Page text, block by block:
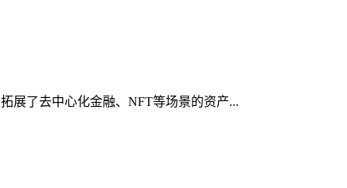
展了去中心化金融、NFT等场景的资产...